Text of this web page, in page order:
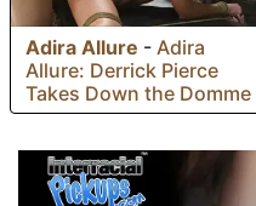
Adira Allure - Adira
Allure: Derrick Pierce
Takes Down the Domme